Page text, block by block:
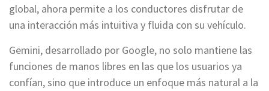
global, ahora permite a los conductores disfrutar de
una interacción más intuitiva y fluida con su vehículo.
Gemini, desarrollado por Google, no solo mantiene las
funciones de manos libres en las que los usuarios ya
confían, sino que introduce un enfoque más natural a la